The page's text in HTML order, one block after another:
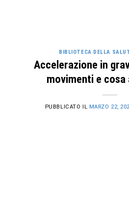
BIBLIOTECA DELLA
Accelerazione in
movimenti e
PUBBLICATO IL MARZO 22,